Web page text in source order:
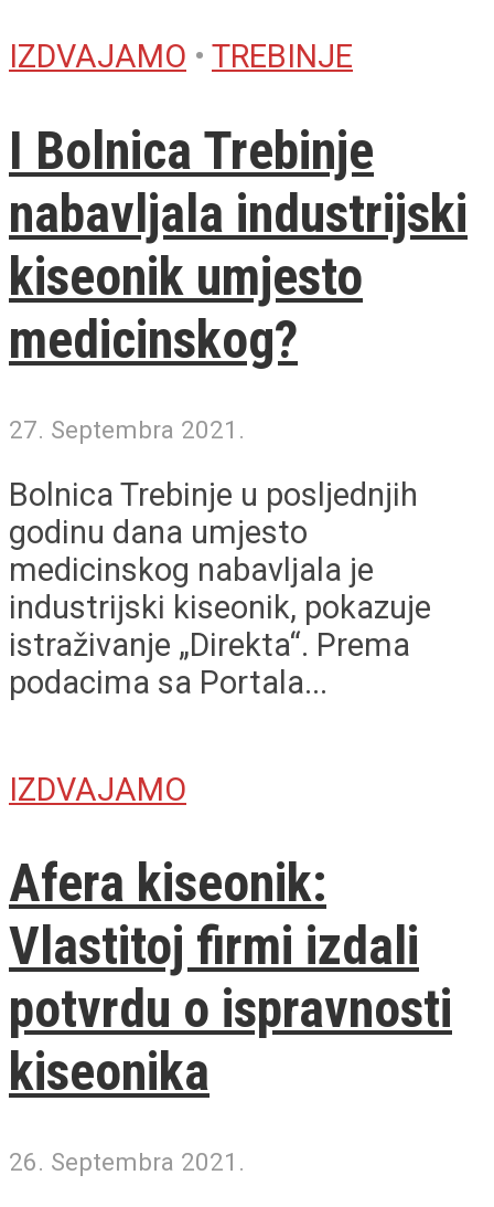
IZDVAJAMO • TREBINJE
I Bolnica Trebinje
nabavljala industrijski
kiseonik umjesto
medicinskog?
27. Septembra 2021.
Bolnica Trebinje u posljednjih
godinu dana umjesto
medicinskog nabavljala je
industrijski kiseonik, pokazuje
istraživanje „Direkta“. Prema
podacima sa Portala...
IZDVAJAMO
Afera kiseonik:
Vlastitoj firmi izdali
potvrdu o ispravnosti
kiseonika
26. Septembra 2021.